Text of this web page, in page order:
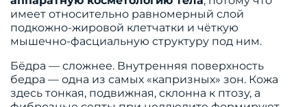
имеет относительно равномерный слой
подкожно-жировой клетчатки и чёткую
мышечно-фасциальную структуру под ним.
Бёдра — сложнее. Внутренняя поверхность
бедра — одна из самых «капризных» зон. Кожа
здесь тонкая, подвижная, склонна к птозу, а